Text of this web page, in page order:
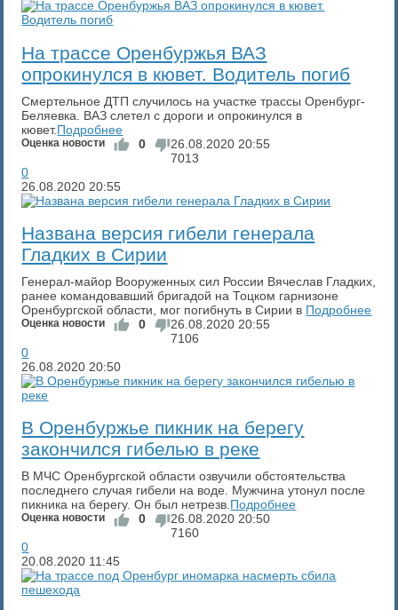
​На трассе Оренбуржья ВАЗ
опрокинулся в кювет. Водитель погиб
Смертельное ДТП случилось на участке трассы Оренбург-
Беляевка. ВАЗ слетел с дороги и опрокинулся в
кювет.Подробнее
Оценка новости 0 26.08.2020 20:55
7013
0
26.08.2020 20:55
​Названа версия гибели генерала
Гладких в Сирии
Генерал-майор Вооруженных сил России Вячеслав Гладких,
ранее командовавший бригадой на Тоцком гарнизоне
Оренбургской области, мог погибнуть в Сирии в Подробнее
Оценка новости 0 26.08.2020 20:55
7106
0
26.08.2020 20:50
​В Оренбуржье пикник на берегу
закончился гибелью в реке
В МЧС Оренбургской области озвучили обстоятельства
последнего случая гибели на воде. Мужчина утонул после
пикника на берегу. Он был нетрезв.Подробнее
Оценка новости 0 26.08.2020 20:50
7160
0
20.08.2020 11:45